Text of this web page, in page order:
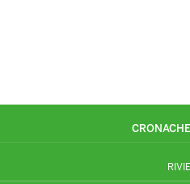
CRONACHE